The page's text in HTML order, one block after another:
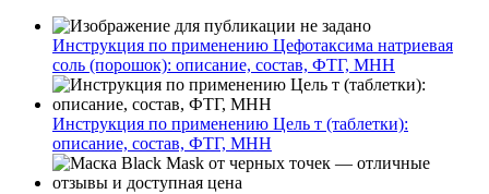
Инструкция по применению Цефотаксима натриевая
соль (порошок): описание, состав, ФТГ, МНН
Инструкция по применению Цель т (таблетки):
описание, состав, ФТГ, МНН